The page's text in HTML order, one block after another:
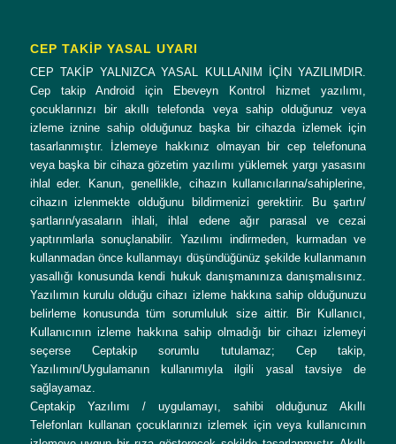
CEP TAKİP YASAL UYARI
CEP TAKİP YALNIZCA YASAL KULLANIM İÇİN YAZILIMDIR.
Cep takip Android için Ebeveyn Kontrol hizmet yazılımı,
çocuklarınızı bir akıllı telefonda veya sahip olduğunuz veya
izleme iznine sahip olduğunuz başka bir cihazda izlemek için
tasarlanmıştır. İzlemeye hakkınız olmayan bir cep telefonuna
veya başka bir cihaza gözetim yazılımı yüklemek yargı yasasını
ihlal eder. Kanun, genellikle, cihazın kullanıcılarına/sahiplerine,
cihazın izlenmekte olduğunu bildirmenizi gerektirir. Bu şartın/
şartların/yasaların ihlali, ihlal edene ağır parasal ve cezai
yaptırımlarla sonuçlanabilir. Yazılımı indirmeden, kurmadan ve
kullanmadan önce kullanmayı düşündüğünüz şekilde kullanmanın
yasallığı konusunda kendi hukuk danışmanınıza danışmalısınız.
Yazılımın kurulu olduğu cihazı izleme hakkına sahip olduğunuzu
belirleme konusunda tüm sorumluluk size aittir. Bir Kullanıcı,
Kullanıcının izleme hakkına sahip olmadığı bir cihazı izlemeyi
seçerse Ceptakip sorumlu tutulamaz; Cep takip,
Yazılımın/Uygulamanın kullanımıyla ilgili yasal tavsiye de
sağlayamaz.
Ceptakip Yazılımı / uygulamayı, sahibi olduğunuz Akıllı
Telefonları kullanan çocuklarınızı izlemek için veya kullanıcının